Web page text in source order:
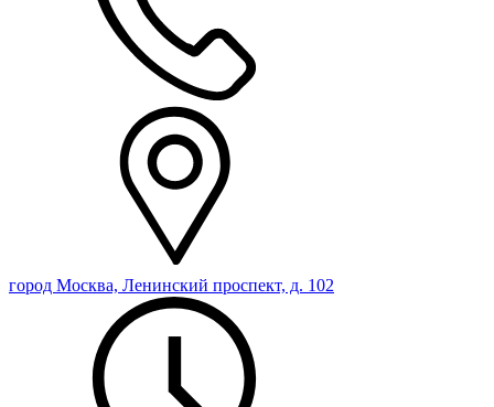
город Москва, Ленинский проспект, д. 102